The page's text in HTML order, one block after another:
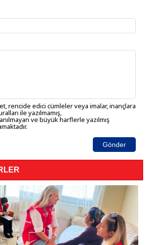
rencide edici cümleler veya imalar, inançlara
ile yazılmamış,
ve büyük harflerle yazılmış
Gönder